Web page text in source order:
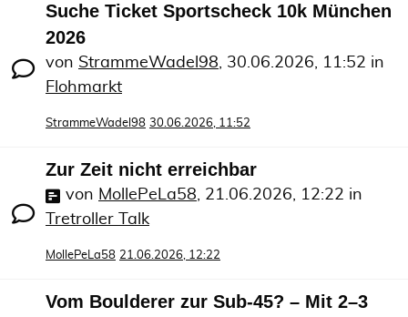
Suche Ticket Sportscheck 10k München
2026
von StrammeWadel98, 30.06.2026, 11:52 in
Flohmarkt
StrammeWadel98 30.06.2026, 11:52
Zur Zeit nicht erreichbar
von MollePeLa58, 21.06.2026, 12:22 in
Tretroller Talk
MollePeLa58 21.06.2026, 12:22
Vom Boulderer zur Sub-45? – Mit 2–3